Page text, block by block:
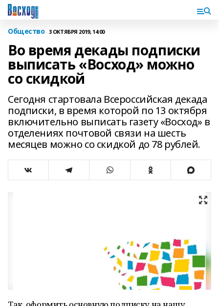
Общество 3 ОКТЯБРЯ 2019, 14:00
Во время декады подписки
выписать «Восход» можно
со скидкой
Сегодня стартовала Всероссийская декада
подписки, в время которой по 13 октября
включительно выписать газету «Восход» в
отделениях почтовой связи на шесть
месяцев можно со скидкой до 78 рублей.